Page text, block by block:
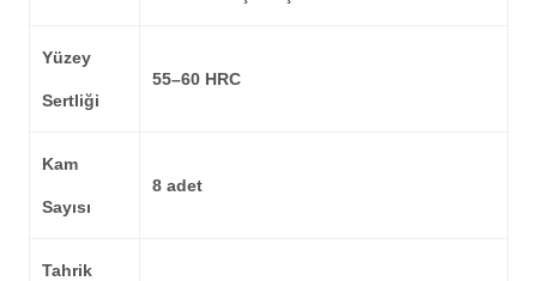
Yüzey
Sertliği
55–60 HRC
Kam
Sayısı
8 adet
Tahrik